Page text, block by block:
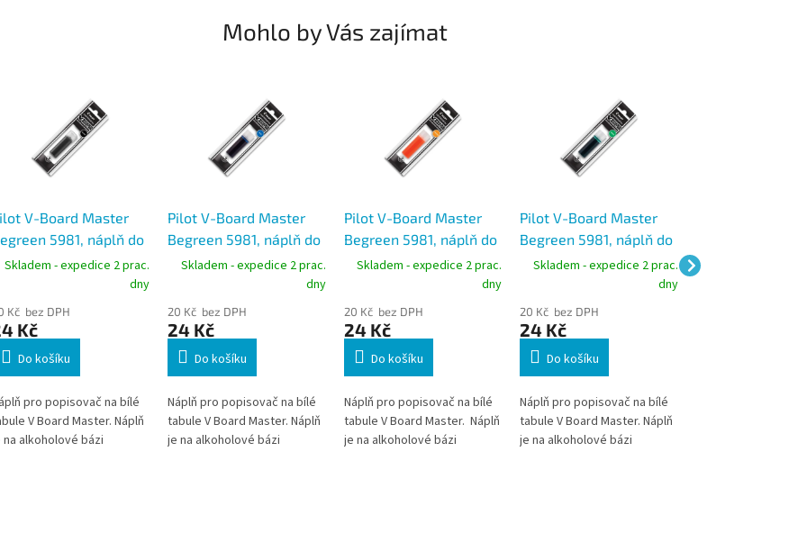
Mohlo by Vás zajímat
V-Board Master
5981, náplň do
popisovačů na bílé
Skladem - expedice 2 prac.
dny
Kč bez DPH
Kč
Do košíku
pro popisovač na bílé
V Board Master. Náplň
na alkoholové bázi
Pilot V-Board Master
Begreen 5981, náplň do
popisovačů na bílé
Skladem - expedice 2 prac.
dny
20 Kč bez DPH
24 Kč
Do košíku
Náplň pro popisovač na bílé
tabule V Board Master. Náplň
je na alkoholové bázi
Pilot V-Board Master
Begreen 5981, náplň do
popisovačů na bílé
Skladem - expedice 2 prac.
dny
20 Kč bez DPH
24 Kč
Do košíku
Náplň pro popisovač na bílé
tabule V Board Master. Náplň
je na alkoholové bázi
Pilot V-Board Master
Begreen 5981, náplň do
popisovačů na bílé
Skladem - expedice 2 prac.
dny
20 Kč bez DPH
24 Kč
Do košíku
Náplň pro popisovač na bílé
tabule V Board Master. Náplň
je na alkoholové bázi
kapátko